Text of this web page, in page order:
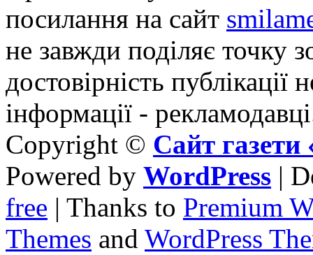
посилання на сайт
не завжди поділяє точку
достовірність публікації
інформації -
Copyright © Сайт
Powered by WordPress |
free | Thanks to Premium
Themes and WordPress